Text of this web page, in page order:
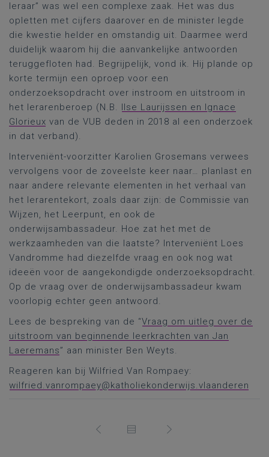
leraar” was wel een complexe zaak. Het was dus
opletten met cijfers daarover en de minister legde
die kwestie helder en omstandig uit. Daarmee werd
duidelijk waarom hij die aanvankelijke antwoorden
teruggefloten had. Begrijpelijk, vond ik. Hij plande op
korte termijn een oproep voor een
onderzoeksopdracht over instroom en uitstroom in
het lerarenberoep (N.B. Ilse Laurijssen en Ignace
Glorieux van de VUB deden in 2018 al een onderzoek
in dat verband).
Interveniënt-voorzitter Karolien Grosemans verwees
vervolgens voor de zoveelste keer naar… planlast en
naar andere relevante elementen in het verhaal van
het lerarentekort, zoals daar zijn: de Commissie van
Wijzen, het Leerpunt, en ook de
onderwijsambassadeur. Hoe zat het met de
werkzaamheden van die laatste? Interveniënt Loes
Vandromme had diezelfde vraag en ook nog wat
ideeën voor de aangekondigde onderzoeksopdracht.
Op de vraag over de onderwijsambassadeur kwam
voorlopig echter geen antwoord.
Lees de bespreking van de “Vraag om uitleg over de
uitstroom van beginnende leerkrachten van Jan
Laeremans” aan minister Ben Weyts.
Reageren kan bij Wilfried Van Rompaey:
wilfried.vanrompaey@katholiekonderwijs.vlaanderen